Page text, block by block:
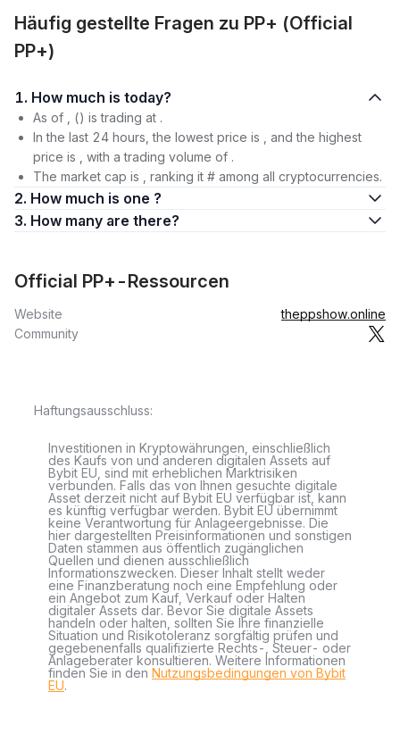
Häufig gestellte Fragen zu PP+ (Official
PP+)
1. How much is today?
As of , () is trading at .
In the last 24 hours, the lowest price is , and the highest
price is , with a trading volume of .
The market cap is , ranking it # among all cryptocurrencies.
2. How much is one ?
3. How many are there?
Official PP+-Ressourcen
Website
theppshow.online
Community
Haftungsausschluss:
Investitionen in Kryptowährungen, einschließlich
des Kaufs von und anderen digitalen Assets auf
Bybit EU, sind mit erheblichen Marktrisiken
verbunden. Falls das von Ihnen gesuchte digitale
Asset derzeit nicht auf Bybit EU verfügbar ist, kann
es künftig verfügbar werden. Bybit EU übernimmt
keine Verantwortung für Anlageergebnisse. Die
hier dargestellten Preisinformationen und sonstigen
Daten stammen aus öffentlich zugänglichen
Quellen und dienen ausschließlich
Informationszwecken. Dieser Inhalt stellt weder
eine Finanzberatung noch eine Empfehlung oder
ein Angebot zum Kauf, Verkauf oder Halten
digitaler Assets dar. Bevor Sie digitale Assets
handeln oder halten, sollten Sie Ihre finanzielle
Situation und Risikotoleranz sorgfältig prüfen und
gegebenenfalls qualifizierte Rechts-, Steuer- oder
Anlageberater konsultieren. Weitere Informationen
finden Sie in den Nutzungsbedingungen von Bybit
EU.